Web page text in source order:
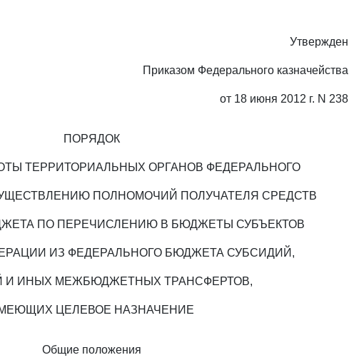
Утвержден
Приказом Федерального казначейства
от 18 июня 2012 г. N 238
ПОРЯДОК
ТЕРРИТОРИАЛЬНЫХ ОРГАНОВ ФЕДЕРАЛЬНОГО
ПОЛНОМОЧИЙ ПОЛУЧАТЕЛЯ СРЕДСТВ
ПО ПЕРЕЧИСЛЕНИЮ В БЮДЖЕТЫ СУБЪЕКТОВ
ИЗ ФЕДЕРАЛЬНОГО БЮДЖЕТА СУБСИДИЙ,
И ИНЫХ МЕЖБЮДЖЕТНЫХ ТРАНСФЕРТОВ,
ЦЕЛЕВОЕ НАЗНАЧЕНИЕ
Общие положения